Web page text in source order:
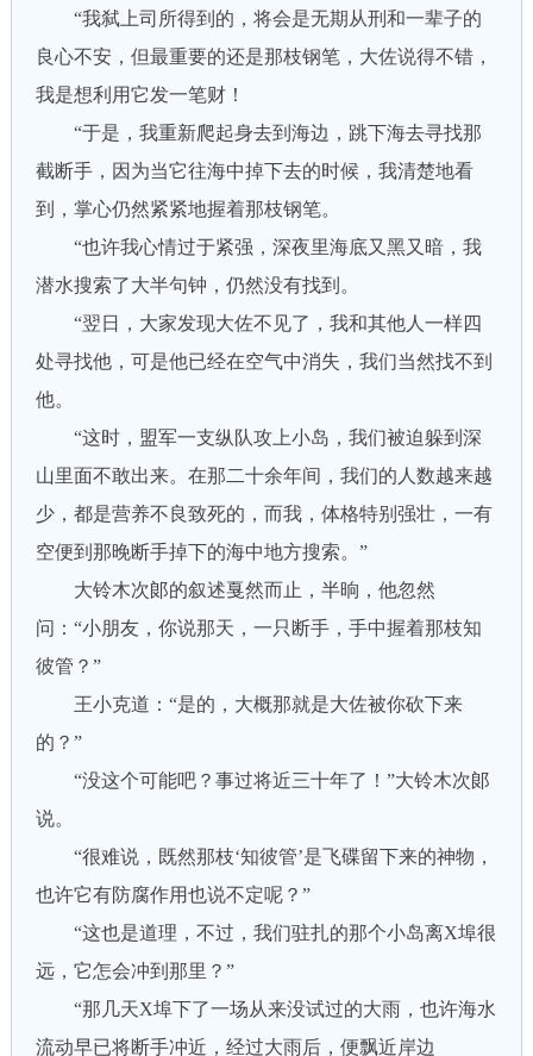
“我弑上司所得到的，将会是无期从刑和一辈子的
良心不安，但最重要的还是那枝钢笔，大佐说得不错，
我是想利用它发一笔财！
“于是，我重新爬起身去到海边，跳下海去寻找那
截断手，因为当它往海中掉下去的时候，我清楚地看
到，掌心仍然紧紧地握着那枝钢笔。
“也许我心情过于紧强，深夜里海底又黑又暗，我
潜水搜索了大半句钟，仍然没有找到。
“翌日，大家发现大佐不见了，我和其他人一样四
处寻找他，可是他已经在空气中消失，我们当然找不到
他。
“这时，盟军一支纵队攻上小岛，我们被迫躲到深
山里面不敢出来。在那二十余年间，我们的人数越来越
少，都是营养不良致死的，而我，体格特别强壮，一有
空便到那晚断手掉下的海中地方搜索。”
大铃木次郞的叙述戛然而止，半晌，他忽然
问：“小朋友，你说那天，一只断手，手中握着那枝知
彼管？”
王小克道：“是的，大概那就是大佐被你砍下来
的？”
“没这个可能吧？事过将近三十年了！”大铃木次郞
说。
“很难说，既然那枝‘知彼管’是飞碟留下来的神物，
也许它有防腐作用也说不定呢？”
“这也是道理，不过，我们驻扎的那个小岛离X埠很
远，它怎会冲到那里？”
“那几天X埠下了一场从来没试过的大雨，也许海水
流动早已将断手冲近，经过大雨后，便飘近岸边